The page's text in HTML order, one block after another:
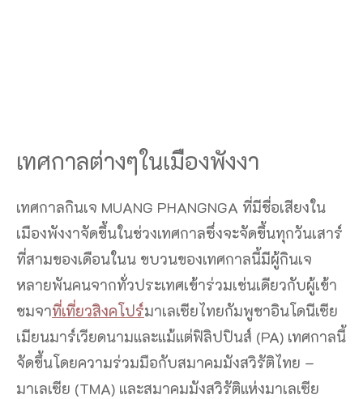
เทศกาลต่างๆในเมืองพังงา
เทศกาลกินเจ MUANG PHANGNGA ที่มีชื่อเสียงใน
เมืองพังงาจัดขึ้นในช่วงเทศกาลซึ่งจะจัดขึ้นทุกวันเสาร์
ที่สามของเดือนในน ขบวนของเทศกาลนี้มีผู้กินเจ
หลายพันคนจากทั่วประเทศเข้าร่วมเช่นเดียวกับผู้เข้า
ชมจาที่เที่ยวสิงคโปร์มาเลเซียไทยกัมพูชาอินโดนีเซีย
เมียนมาร์เวียดนามและแม้แต่ฟิลิปปินส์ (PA) เทศกาลนี้
จัดขึ้นโดยความร่วมมือกับสมาคมมังสวิรัติไทย –
มาเลเซีย (TMA) และสมาคมมังสวิรัติแห่งมาเลเซีย